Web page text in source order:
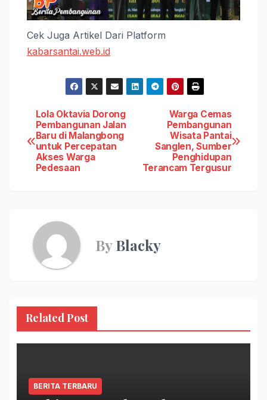
Cek Juga Artikel Dari Platform
kabarsantai.web.id
Post
navigation
Warga Cemas
Pembangunan
Wisata Pantai
Sanglen, Sumber
Penghidupan
Terancam Tergusur
Lola Oktavia Dorong
Pembangunan Jalan
Baru di Malangbong
untuk Percepatan
Akses Warga
Pedesaan
ByBlacky
Related Post
BERITA TERBARU